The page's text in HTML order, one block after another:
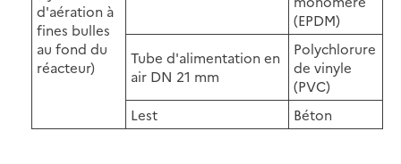
d'aération à
fines bulles
au fond du
réacteur)
(EPDM)
Tube d'alimentation en
air DN 21 mm
Polychlorure
de vinyle
(PVC)
Lest
Béton